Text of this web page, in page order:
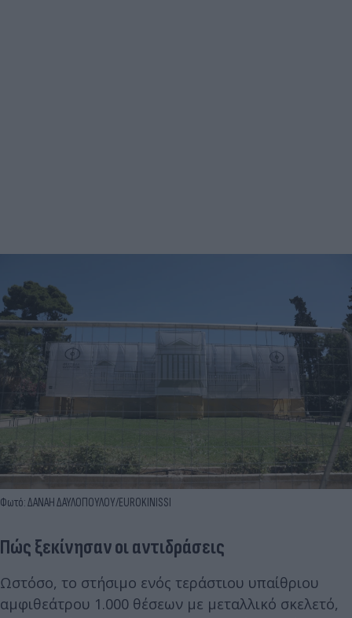
Φωτό: ΔΑΝΑΗ ΔΑΥΛΟΠΟΥΛΟΥ/EUROKINISSI
Πώς ξεκίνησαν οι αντιδράσεις
Ωστόσο, το στήσιμο ενός τεράστιου υπαίθριου
αμφιθεάτρου 1.000 θέσεων με μεταλλικό σκελετό,